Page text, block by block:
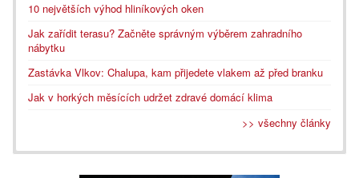
10 největších výhod hliníkových oken
Jak zařídit terasu? Začněte správným výběrem zahradního
nábytku
Zastávka Vlkov: Chalupa, kam přijedete vlakem až před branku
Jak v horkých měsících udržet zdravé domácí klima
>> všechny články